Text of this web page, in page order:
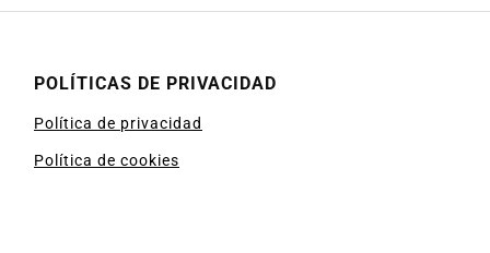
POLÍTICAS DE PRIVACIDAD
Política de privacidad
Política de cookies